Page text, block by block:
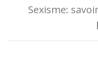
Sexisme: